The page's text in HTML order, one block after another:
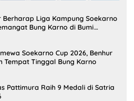
Liga Kampung Soekarno
Bung Karno di Bumi
Soekarno Cup 2026, Benhur
Tempat Tinggal Bung Karno
Pattimura Raih 9 Medali di Satria